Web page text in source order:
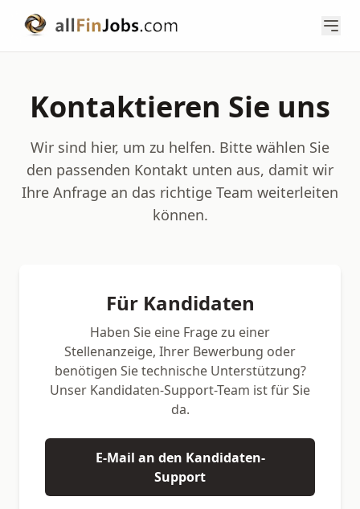
Kontaktieren Sie uns
Wir sind hier, um zu helfen. Bitte wählen Sie
den passenden Kontakt unten aus, damit wir
Ihre Anfrage an das richtige Team weiterleiten
können.
Für Kandidaten
Haben Sie eine Frage zu einer
Stellenanzeige, Ihrer Bewerbung oder
benötigen Sie technische Unterstützung?
Unser Kandidaten-Support-Team ist für Sie
da.
E-Mail an den Kandidaten-
Support